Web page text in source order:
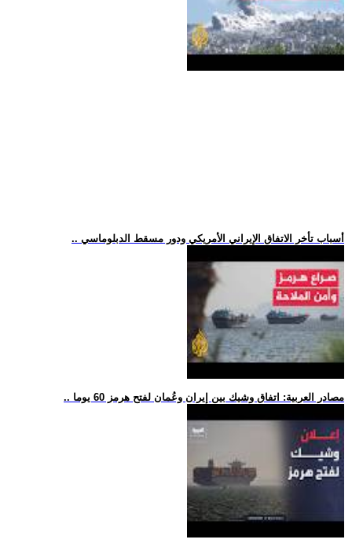
.. أسباب تأخر الاتفاق الإيراني الأمريكي ودور مسقط الدبلوماسي
.. مصادر العربية: اتفاق وشيك بين إيران وعُمان لفتح هرمز 60 يوما